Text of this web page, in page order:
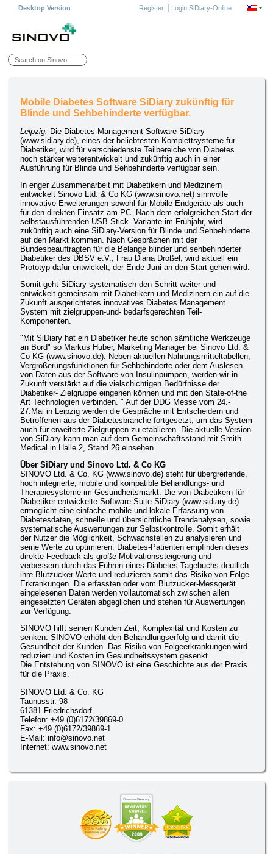
Desktop Version Register| Login SiDiary-Online
Mobile Diabetes Software SiDiary zukünftig für
Blinde und Sehbehinderte verfügbar.
Leipzig. Die Diabetes-Management Software SiDiary
(www.sidiary.de), eines der beliebtesten Komplettsysteme für
Diabetiker, wird für verschiedenste Teilbereiche von Diabetes
noch stärker weiterentwickelt und zukünftig auch in einer
Ausführung für Blinde und Sehbehinderte verfügbar sein.
In enger Zusammenarbeit mit Diabetikern und Medizinern
entwickelt Sinovo Ltd. & Co KG (www.sinovo.net) sinnvolle
innovative Erweiterungen sowohl für Mobile Endgeräte als auch
für den direkten Einsatz am PC. Nach dem erfolgreichen Start der
selbstausführenden USB-Stick- Variante im Frühjahr, wird
zukünftig auch eine SiDiary-Version für Blinde und Sehbehinderte
auf den Markt kommen. Nach Gesprächen mit der
Bundesbeauftragten für die Belange blinder und sehbehinderter
Diabetiker des DBSV e.V., Frau Diana Droßel, wird aktuell ein
Prototyp dafür entwickelt, der Ende Juni an den Start gehen wird.
Somit geht SiDiary systematisch den Schritt weiter und
entwickelt gemeinsam mit Diabetikern und Medizinern ein auf die
Zukunft ausgerichtetes innovatives Diabetes Management
System mit zielgruppen-und- bedarfsgerechten Teil-
Komponenten.
"Mit SiDiary hat ein Diabetiker heute schon sämtliche Werkzeuge
an Bord" so Markus Huber, Marketing Manager bei Sinovo Ltd. &
Co KG (www.sinovo.de). Neben aktuellen Nahrungsmitteltabellen,
Vergrößerungsfunktionen für Sehbehinderte oder dem Auslesen
von Daten aus der Software von Insulinpumpen, werden wir in
Zukunft verstärkt auf die vielschichtigen Bedürfnisse der
Diabetiker- Zielgruppe eingehen können und mit den State-of-the
Art Technologien verbinden. " Auf der DDG Messe vom 24.-
27.Mai in Leipzig werden die Gespräche mit Entscheidern und
Betroffenen aus der Diabetesbranche fortgesetzt, um das System
auch für erweiterte Zielgruppen zu etablieren. Die aktuelle Version
von SiDiary kann man auf dem Gemeinschaftsstand mit Smith
Medical in Halle 2, Stand 26 einsehen.
Über SiDiary und Sinovo Ltd. & Co KG
SINOVO Ltd. & Co. KG (www.sinovo.de) steht für übergreifende,
hoch integrierte, mobile und kompatible Behandlungs- und
Therapiesysteme im Gesundheitsmarkt. Die von Diabetikern für
Diabetiker entwickelte Software Suite SiDiary (www.sidiary.de)
ermöglicht eine einfache mobile und lokale Erfassung von
Diabetesdaten, schnelle und übersichtliche Trendanalysen, sowie
systematische Auswertungen zur Selbstkontrolle. Somit erhält
der Nutzer die Möglichkeit, Schwachstellen zu analysieren und
seine Werte zu optimieren. Diabetes-Patienten empfinden dieses
direkte Feedback als große Motivationssteigerung und
verbessern durch das Führen eines Diabetes-Tagebuchs deutlich
ihre Blutzucker-Werte und reduzieren somit das Risiko von Folge-
Erkrankungen. Die erfassten oder vom Blutzucker-Messgerät
eingelesenen Daten werden vollautomatisch zwischen allen
eingesetzten Geräten abgeglichen und stehen für Auswertungen
zur Verfügung.
SINOVO hilft seinen Kunden Zeit, Komplexität und Kosten zu
senken. SINOVO erhöht den Behandlungserfolg und damit die
Gesundheit der Kunden. Das Risiko von Folgeerkrankungen wird
reduziert und Kosten im Gesundheitssystem gesenkt.
Die Entstehung von SINOVO ist eine Geschichte aus der Praxis
für die Praxis.
SINOVO Ltd. & Co. KG
Taunusstr. 98
61381 Friedrichsdorf
Telefon: +49 (0)6172/39869-0
Fax: +49 (0)6172/39869-1
E-Mail: info@sinovo.net
Internet: www.sinovo.net